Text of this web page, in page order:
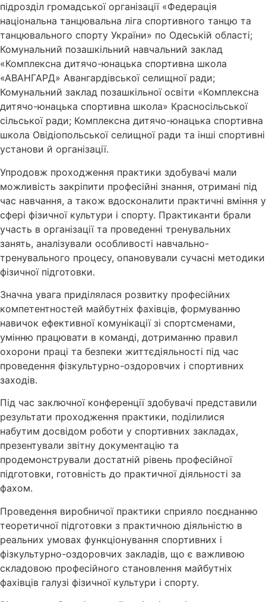
підрозділ громадської організації «Федерація
національна танцювальна ліга спортивного танцю та
танцювального спорту України» по Одеській області;
Комунальний позашкільний навчальний заклад
«Комплексна дитячо-юнацька спортивна школа
«АВАНГАРД» Авангардівської селищної ради;
Комунальний заклад позашкільної освіти «Комплексна
дитячо-юнацька спортивна школа» Красносільської
сільської ради; Комплексна дитячо-юнацька спортивна
школа Овідіопольської селищної ради та інші спортивні
установи й організації.
Упродовж проходження практики здобувачі мали
можливість закріпити професійні знання, отримані під
час навчання, а також вдосконалити практичні вміння у
сфері фізичної культури і спорту. Практиканти брали
участь в організації та проведенні тренувальних
занять, аналізували особливості навчально-
тренувального процесу, опановували сучасні методики
фізичної підготовки.
Значна увага приділялася розвитку професійних
компетентностей майбутніх фахівців, формуванню
навичок ефективної комунікації зі спортсменами,
умінню працювати в команді, дотриманню правил
охорони праці та безпеки життєдіяльності під час
проведення фізкультурно-оздоровчих і спортивних
заходів.
Під час заключної конференції здобувачі представили
результати проходження практики, поділилися
набутим досвідом роботи у спортивних закладах,
презентували звітну документацію та
продемонстрували достатній рівень професійної
підготовки, готовність до практичної діяльності за
фахом.
Проведення виробничої практики сприяло поєднанню
теоретичної підготовки з практичною діяльністю в
реальних умовах функціонування спортивних і
фізкультурно-оздоровчих закладів, що є важливою
складовою професійного становлення майбутніх
фахівців галузі фізичної культури і спорту.